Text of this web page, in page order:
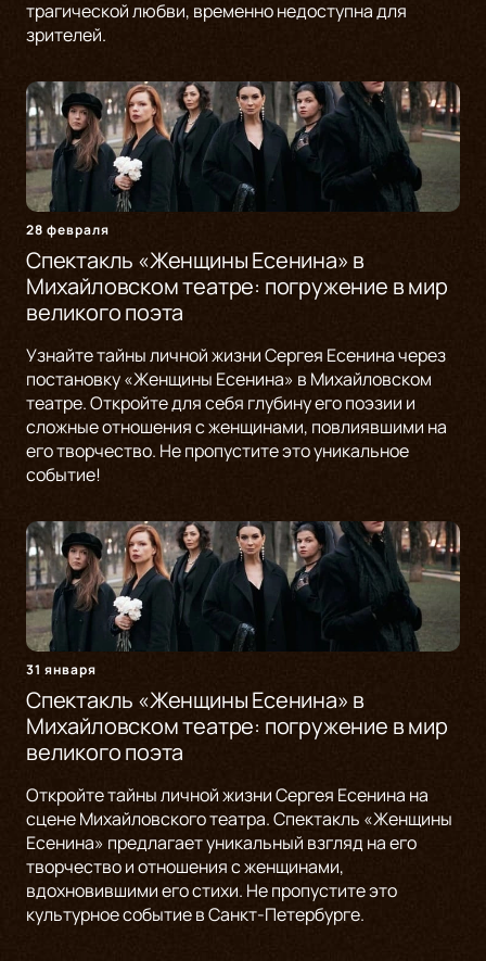
трагической любви, временно недоступна для
зрителей.
28 февраля
Спектакль «Женщины Есенина» в
Михайловском театре: погружение в мир
великого поэта
Узнайте тайны личной жизни Сергея Есенина через
постановку «Женщины Есенина» в Михайловском
театре. Откройте для себя глубину его поэзии и
сложные отношения с женщинами, повлиявшими на
его творчество. Не пропустите это уникальное
событие!
31 января
Спектакль «Женщины Есенина» в
Михайловском театре: погружение в мир
великого поэта
Откройте тайны личной жизни Сергея Есенина на
сцене Михайловского театра. Спектакль «Женщины
Есенина» предлагает уникальный взгляд на его
творчество и отношения с женщинами,
вдохновившими его стихи. Не пропустите это
культурное событие в Санкт-Петербурге.